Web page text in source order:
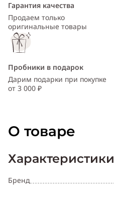
Гарантия качества
Продаем только
оригинальные товары
Пробники в подарок
Дарим подарки при покупке
от 3 000 ₽
О товаре
Характеристики
Бренд